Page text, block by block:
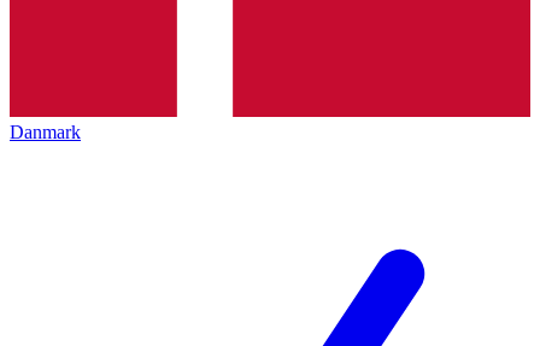
Danmark